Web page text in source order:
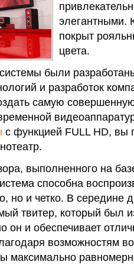
элегантными.
покрыт
цвета.
были
и разработок
самую
с функцией FULL HD, вы
выполненного на
способна
но и четко. В середине
твитер, который был
он и обеспечивает
возможностям
максимально